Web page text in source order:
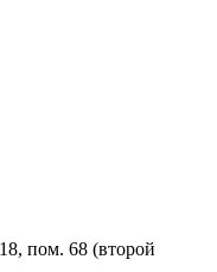
пом. 68 (второй